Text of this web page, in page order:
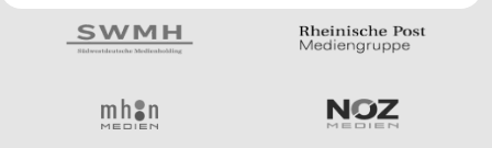
Website/App.
Partnerliste anzeigen (1 IAB-Anbieter)
IAB-Verarbeitungszwecke:
Speichern von oder Zugriff auf Informationen